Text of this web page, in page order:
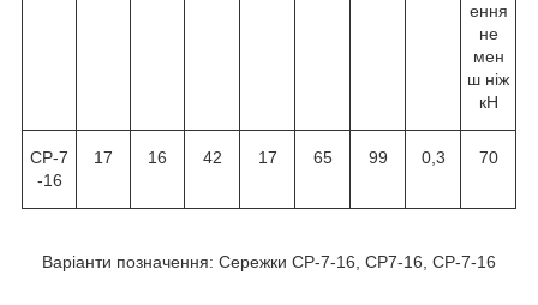
ення
не
мен
ш ніж
кН
СР-7
-16
17 16 42 17 65 99 0,3 70
Варіанти позначення: Сережки СР-7-16, СР7-16, CP-7-16